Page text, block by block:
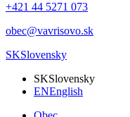
+421 44 5271 073
obec@vavrisovo.sk
SKSlovensky
SKSlovensky
ENEnglish